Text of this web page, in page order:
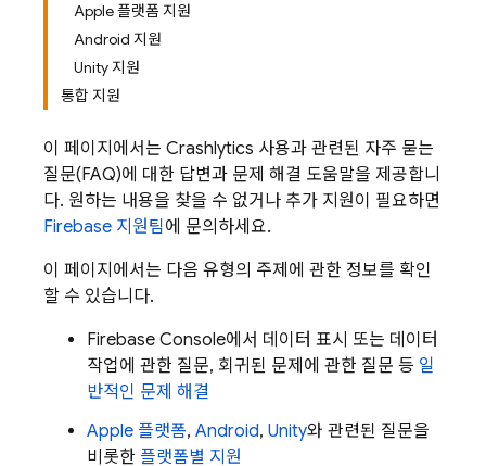
Apple 플랫폼 지원
Android 지원
Unity 지원
통합 지원
이 페이지에서는 Crashlytics 사용과 관련된 자주 묻는
질문(FAQ)에 대한 답변과 문제 해결 도움말을 제공합니
다. 원하는 내용을 찾을 수 없거나 추가 지원이 필요하면
Firebase 지원팀에 문의하세요.
이 페이지에서는 다음 유형의 주제에 관한 정보를 확인
할 수 있습니다.
Firebase Console에서 데이터 표시 또는 데이터
작업에 관한 질문, 회귀된 문제에 관한 질문 등 일
반적인 문제 해결
Apple 플랫폼, Android, Unity와 관련된 질문을
비롯한 플랫폼별 지원